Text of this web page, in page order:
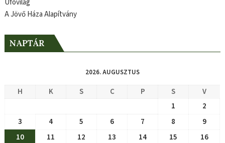
Ufóvilág
A Jövő Háza Alapítvány
NAPTÁR
2026. AUGUSZTUS
H K S C P S
V
1
2
3
4 5 6 7 8
9
10
11 12 13 14 15
16